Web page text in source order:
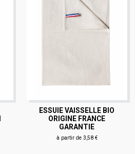
ESSUIE VAISSELLE BIO
ORIGINE FRANCE
GARANTIE
à partir de 3,58 €